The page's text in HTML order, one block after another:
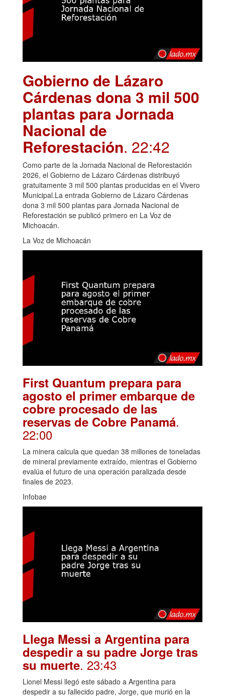
Gobierno de Lázaro
Cárdenas dona 3 mil 500
plantas para Jornada
Nacional de
Reforestación. 22:42
Como parte de la Jornada Nacional de Reforestación
2026, el Gobierno de Lázaro Cárdenas distribuyó
gratuitamente 3 mil 500 plantas producidas en el Vivero
Municipal.La entrada Gobierno de Lázaro Cárdenas
dona 3 mil 500 plantas para Jornada Nacional de
Reforestación se publicó primero en La Voz de
Michoacán.
La Voz de Michoacán
First Quantum prepara para
agosto el primer embarque de
cobre procesado de las
reservas de Cobre Panamá.
22:00
La minera calcula que quedan 38 millones de toneladas
de mineral previamente extraído, mientras el Gobierno
evalúa el futuro de una operación paralizada desde
finales de 2023.
Infobae
Llega Messi a Argentina para
despedir a su padre Jorge tras
su muerte. 23:43
Lionel Messi llegó este sábado a Argentina para
despedir a su fallecido padre, Jorge, que murió en la